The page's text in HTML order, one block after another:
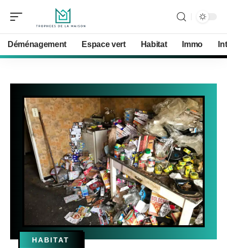
Déménagement Espace vert Habitat Immo
HABITAT